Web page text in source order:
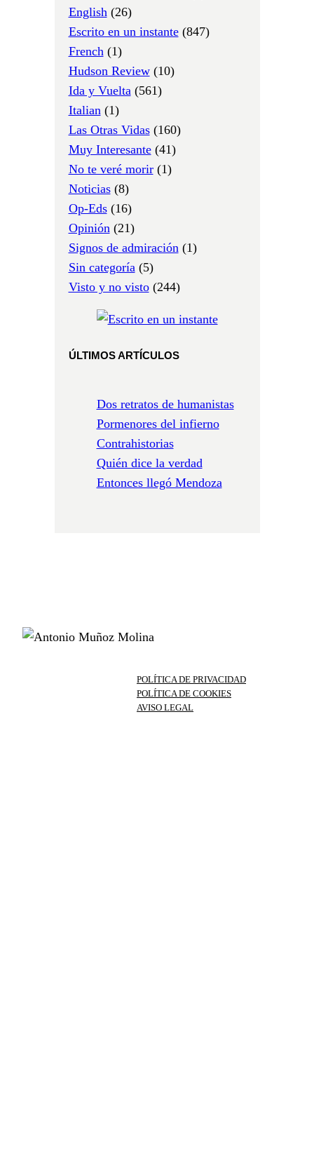
English (26)
Escrito en un instante(847)
French (1)
Hudson Review(10)
Ida y Vuelta (561)
Italian (1)
Las Otras Vidas(160)
Muy Interesante(41)
No te veré morir(1)
Noticias(8)
Op-Eds(16)
Opinión (21)
Signos de admiración (1)
Sin categoría (5)
Visto y no visto(244)
ÚLTIMOS ARTÍCULOS
Dos retratos de humanistas
Pormenores del infierno
Contrahistorias
Quién dice la verdad
Entonces llegó Mendoza
POLÍTICA DE PRIVACIDAD
POLÍTICA DE COOKIES
AVISO LEGAL